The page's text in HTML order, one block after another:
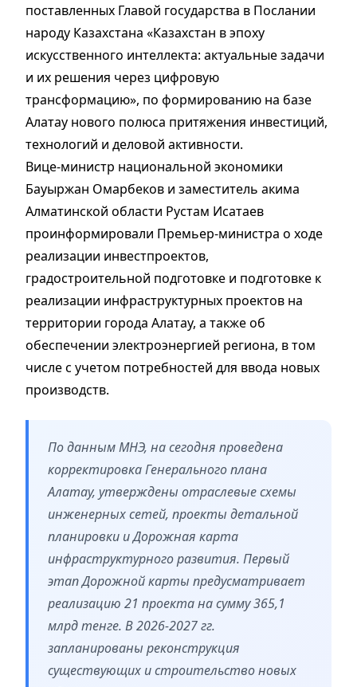
поставленных Главой государства в Послании
народу Казахстана «Казахстан в эпоху
искусственного интеллекта: актуальные задачи
и их решения через цифровую
трансформацию», по формированию на базе
Алатау нового полюса притяжения инвестиций,
технологий и деловой активности.
Вице-министр национальной экономики
Бауыржан Омарбеков и заместитель акима
Алматинской области Рустам Исатаев
проинформировали Премьер-министра о ходе
реализации инвестпроектов,
градостроительной подготовке и подготовке к
реализации инфраструктурных проектов на
территории города Алатау, а также об
обеспечении электроэнергией региона, в том
числе с учетом потребностей для ввода новых
производств.
По данным МНЭ, на сегодня проведена
корректировка Генерального плана
Алатау, утверждены отраслевые схемы
инженерных сетей, проекты детальной
планировки и Дорожная карта
инфраструктурного развития. Первый
этап Дорожной карты предусматривает
реализацию 21 проекта на сумму 365,1
млрд тенге. В 2026-2027 гг.
запланированы реконструкция
существующих и строительство новых